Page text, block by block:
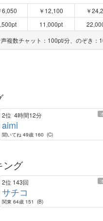
6,050 ￥12,100 ￥
11,000pt
複数チャット：100pt/分、のぞき
2位 4時間12分
aimi
聞いてね 49歳 160 (C)
ング
2位 143回
サチコ
関東 64歳 151 (B)